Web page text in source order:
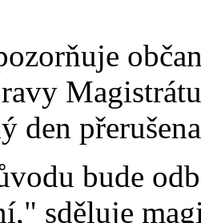
den
bude
sděluje